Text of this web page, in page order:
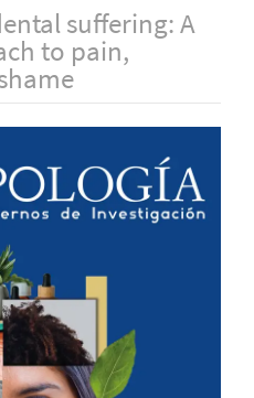
suffering: A
to pain,